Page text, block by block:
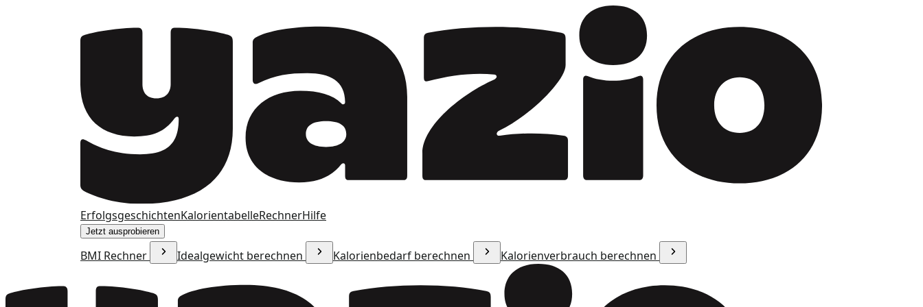
ErfolgsgeschichtenKalorientabelleRechnerHilfe
Jetzt ausprobieren
BMI Rechner Idealgewicht berechnen Kalorienbedarf berechnen Kalorienverbrauch berechnen